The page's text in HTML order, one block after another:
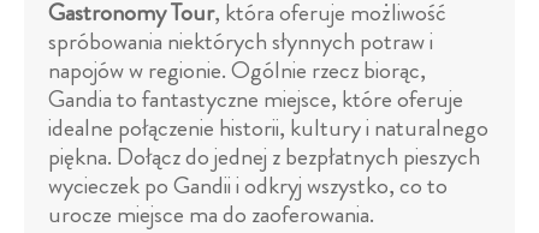
Gastronomy Tour, która oferuje możliwość
spróbowania niektórych słynnych potraw i
napojów w regionie. Ogólnie rzecz biorąc,
Gandia to fantastyczne miejsce, które oferuje
idealne połączenie historii, kultury i naturalnego
piękna. Dołącz do jednej z bezpłatnych pieszych
wycieczek po Gandii i odkryj wszystko, co to
urocze miejsce ma do zaoferowania.